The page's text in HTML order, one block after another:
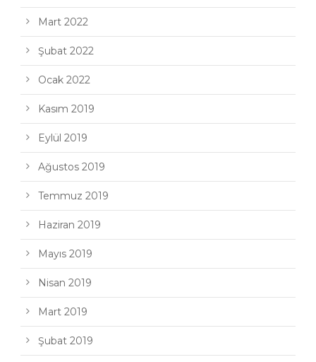
Mart 2022
Şubat 2022
Ocak 2022
Kasım 2019
Eylül 2019
Ağustos 2019
Temmuz 2019
Haziran 2019
Mayıs 2019
Nisan 2019
Mart 2019
Şubat 2019